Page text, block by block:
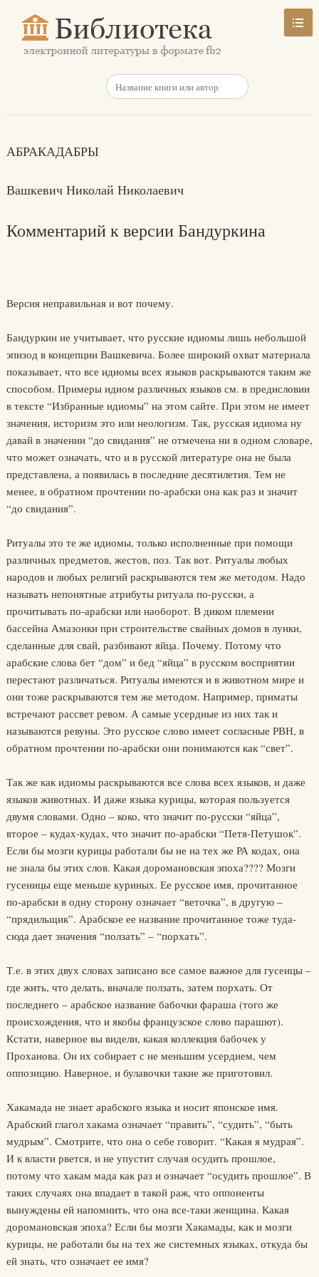
АБРАКАДАБРЫ
Вашкевич Николай Николаевич
Комментарий к версии Бандуркина
Версия неправильная и вот почему.
Бандуркин не учитывает, что русские идиомы лишь небольшой
эпизод в концепции Вашкевича. Более широкий охват материала
показывает, что все идиомы всех языков раскрываются таким же
способом. Примеры идиом различных языков см. в предисловии
в тексте “Избранные идиомы” на этом сайте. При этом не имеет
значения, историзм это или неологизм. Так, русская идиома ну
давай в значении “до свидания” не отмечена ни в одном словаре,
что может означать, что и в русской литературе она не была
представлена, а появилась в последние десятилетия. Тем не
менее, в обратном прочтении по-арабски она как раз и значит
“до свидания”.
Ритуалы это те же идиомы, только исполненные при помощи
различных предметов, жестов, поз. Так вот. Ритуалы любых
народов и любых религий раскрываются тем же методом. Надо
называть непонятные атрибуты ритуала по-русски, а
прочитывать по-арабски или наоборот. В диком племени
бассейна Амазонки при строительстве свайных домов в лунки,
сделанные для свай, разбивают яйца. Почему. Потому что
арабские слова бет “дом” и бед “яйца” в русском восприятии
перестают различаться. Ритуалы имеются и в животном мире и
они тоже раскрываются тем же методом. Например, приматы
встречают рассвет ревом. А самые усердные из них так и
называются ревуны. Это русское слово имеет согласные РВН, в
обратном прочтении по-арабски они понимаются как “свет”.
Так же как идиомы раскрываются все слова всех языков, и даже
языков животных. И даже языка курицы, которая пользуется
двумя словами. Одно – коко, что значит по-русски “яйца”,
второе – кудах-кудах, что значит по-арабски “Петя-Петушок”.
Если бы мозги курицы работали бы не на тех же РА кодах, она
не знала бы этих слов. Какая доромановская эпоха???? Мозги
гусеницы еще меньше куриных. Ее русское имя, прочитанное
по-арабски в одну сторону означает “веточка”, в другую –
“прядильщик”. Арабское ее название прочитанное тоже туда-
сюда дает значения “ползать” – “порхать”.
Т.е. в этих двух словах записано все самое важное для гусеицы –
где жить, что делать, вначале ползать, затем порхать. От
последнего – арабское название бабочки фараша (того же
происхождения, что и якобы французское слово парашют).
Кстати, наверное вы видели, какая коллекция бабочек у
Проханова. Он их собирает с не меньшим усердием, чем
оппозицию. Наверное, и булавочки такие же приготовил.
Хакамада не знает арабского языка и носит японское имя.
Арабский глагол хакама означает “править”, “судить”, “быть
мудрым”. Смотрите, что она о себе говорит. “Какая я мудрая”.
И к власти рвется, и не упустит случая осудить прошлое,
потому что хакам мада как раз и означает “осудить прошлое”. В
таких случаях она впадает в такой раж, что оппоненты
вынуждены ей напомнить, что она все-таки женщина. Какая
доромановская эпоха? Если бы мозги Хакамады, как и мозги
курицы, не работали бы на тех же системных языках, откуда бы
ей знать, что означает ее имя?